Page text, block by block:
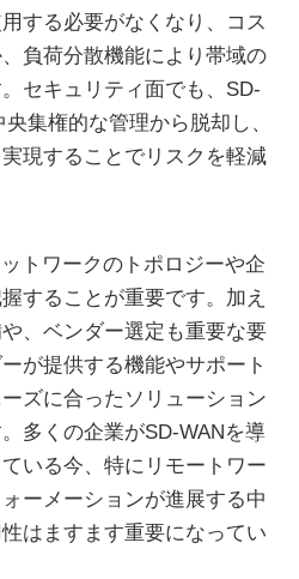
する必要がなくなり、コス
負荷分散機能により帯域の
セキュリティ面でも、SD-
集権的な管理から脱却し、
現することでリスクを軽減
トワークのトポロジーや企
することが重要です。加え
、ベンダー選定も重要な要
が提供する機能やサポート
ズに合ったソリューション
多くの企業がSD-WANを導
いる今、特にリモートワー
ーメーションが進展する中
はますます重要になってい